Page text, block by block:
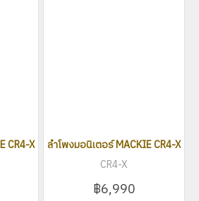
CR4-XBT (Pair) with Bluetooth
ลำโพงมอนิเตอร์ MACKIE CR4-X
CR4-X
฿6,990